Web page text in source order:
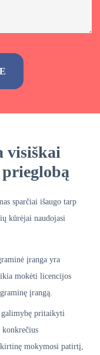
visiškai
sparčiai išaugo tarp
kūrėjai naudojasi
įranga yra
mokėti licencijos
įrangą.
pritaikyti
mokymosi patirtį,